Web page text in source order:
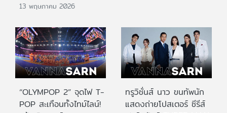
13 พฤษภาคม 2026
“OLYMPOP 2” จุดไฟ T-
POP สะเทือนทั้งไทม์ไลน์!
ทรูวิชั่นส์ นาว ขนทัพนัก
แสดงถ่ายโปสเตอร์ ซีรีส์